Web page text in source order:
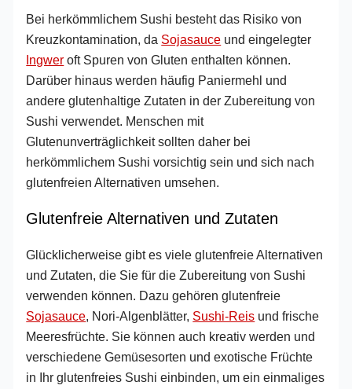
Bei herkömmlichem Sushi besteht das Risiko von
Kreuzkontamination, da Sojasauce und eingelegter
Ingwer oft Spuren von Gluten enthalten können.
Darüber hinaus werden häufig Paniermehl und
andere glutenhaltige Zutaten in der Zubereitung von
Sushi verwendet. Menschen mit
Glutenunverträglichkeit sollten daher bei
herkömmlichem Sushi vorsichtig sein und sich nach
glutenfreien Alternativen umsehen.
Glutenfreie Alternativen und Zutaten
Glücklicherweise gibt es viele glutenfreie Alternativen
und Zutaten, die Sie für die Zubereitung von Sushi
verwenden können. Dazu gehören glutenfreie
Sojasauce, Nori-Algenblätter, Sushi-Reis und frische
Meeresfrüchte. Sie können auch kreativ werden und
verschiedene Gemüsesorten und exotische Früchte
in Ihr glutenfreies Sushi einbinden, um ein einmaliges